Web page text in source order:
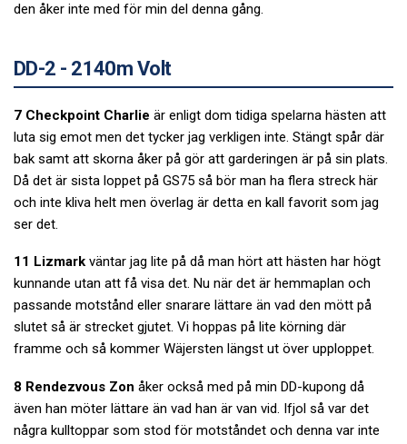
den åker inte med för min del denna gång.
DD-2 - 2140m Volt
7 Checkpoint Charlie är enligt dom tidiga spelarna hästen att
luta sig emot men det tycker jag verkligen inte. Stängt spår där
bak samt att skorna åker på gör att garderingen är på sin plats.
Då det är sista loppet på GS75 så bör man ha flera streck här
och inte kliva helt men överlag är detta en kall favorit som jag
ser det.
11 Lizmark väntar jag lite på då man hört att hästen har högt
kunnande utan att få visa det. Nu när det är hemmaplan och
passande motstånd eller snarare lättare än vad den mött på
slutet så är strecket gjutet. Vi hoppas på lite körning där
framme och så kommer Wäjersten längst ut över upploppet.
8 Rendezvous Zon åker också med på min DD-kupong då
även han möter lättare än vad han är van vid. Ifjol så var det
några kulltoppar som stod för motståndet och denna var inte